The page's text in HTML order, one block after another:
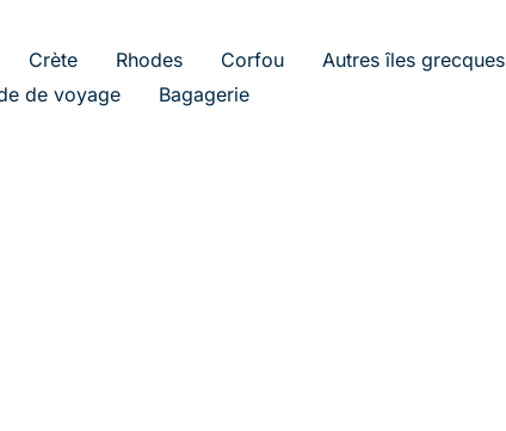
Crète Rhodes Corfou Autres îles grecques
de voyage Bagagerie